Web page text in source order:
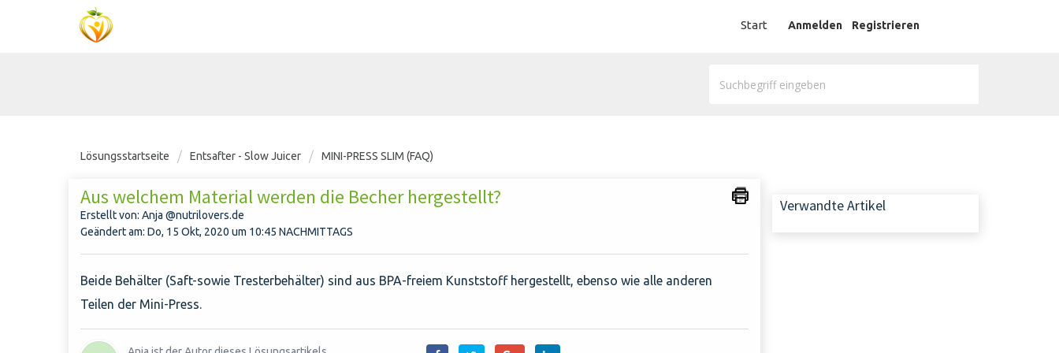
Start Anmelden Registrieren
Lösungsstartseite Entsafter - Slow Juicer MINI-PRESS SLIM (FAQ)
Aus welchem Material werden die Becher hergestellt?
Erstellt von: Anja @nutrilovers.de
Geändert am: Do, 15 Okt, 2020 um 10:45 NACHMITTAGS
Beide Behälter (Saft-sowie Tresterbehälter) sind aus BPA-freiem Kunststoff hergestellt, ebenso wie alle anderen
Teilen der Mini-Press.
Verwandte Artikel